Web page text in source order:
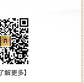
解更多】